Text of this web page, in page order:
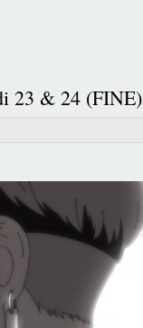
23 & 24 (FINE)